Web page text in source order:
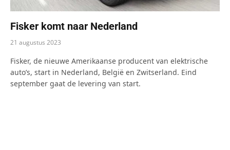
Fisker komt naar Nederland
21 augustus 2023
Fisker, de nieuwe Amerikaanse producent van elektrische
auto’s, start in Nederland, België en Zwitserland. Eind
september gaat de levering van start.